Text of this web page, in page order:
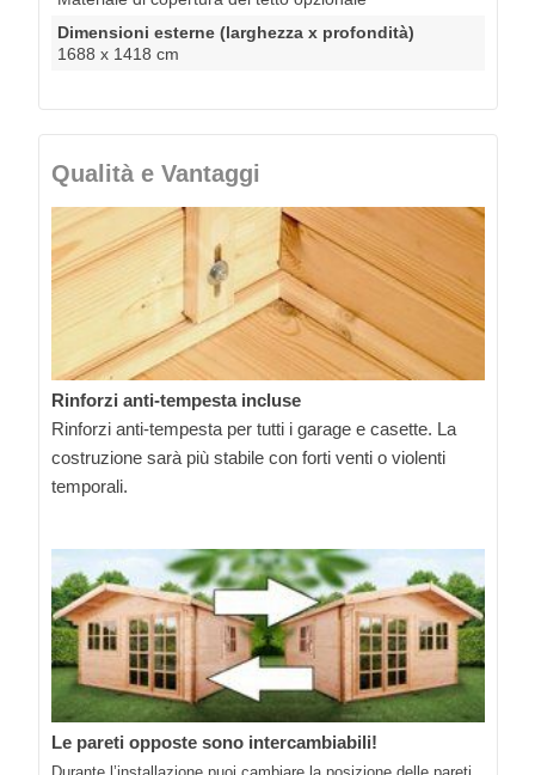
Dimensioni esterne (larghezza x profondità)
1688 x 1418 cm
Qualità e Vantaggi
Rinforzi anti-tempesta incluse
Rinforzi anti-tempesta per tutti i garage e casette. La
costruzione sarà più stabile con forti venti o violenti
temporali.
Le pareti opposte sono intercambiabili!